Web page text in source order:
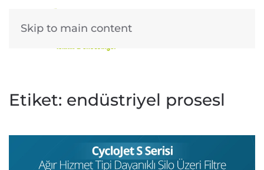
Skip to main content
Etiket: endüstriyel prosesl